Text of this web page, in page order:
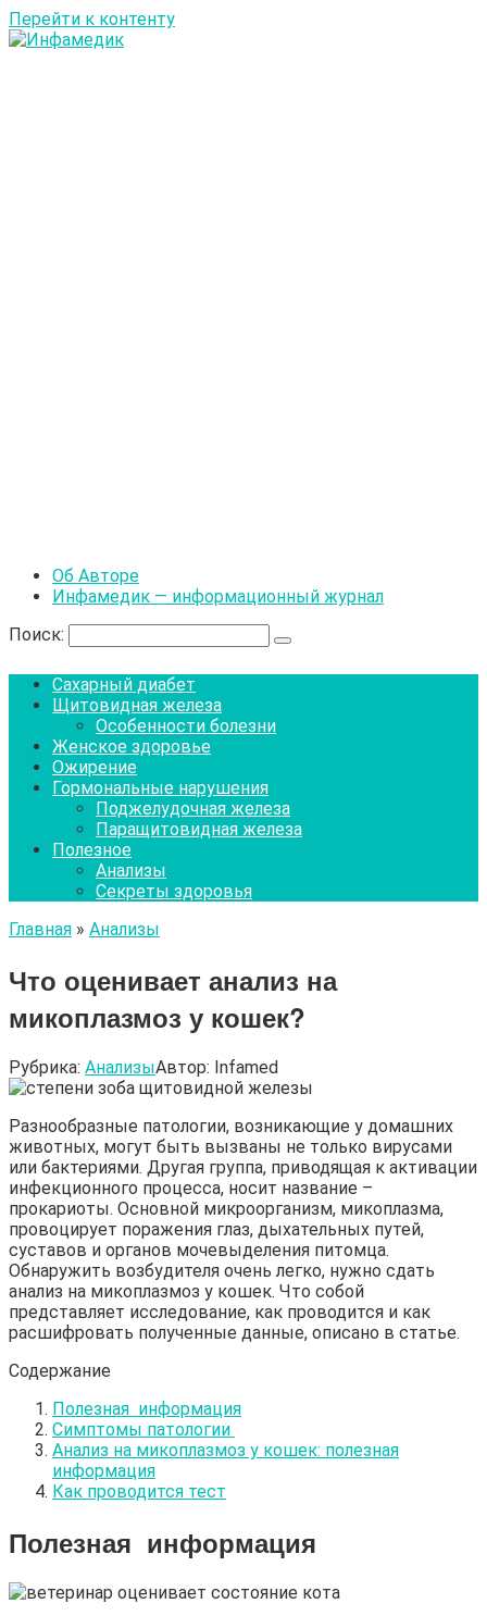
Перейти к контенту
Об Авторе
Инфамедик — информационный журнал
Поиск:
Сахарный диабет
Щитовидная железа
Особенности болезни
Женское здоровье
Ожирение
Гормональные нарушения
Поджелудочная железа
Паращитовидная железа
Полезное
Анализы
Секреты здоровья
Главная » Анализы
Что оценивает анализ на
микоплазмоз у кошек?
Рубрика: АнализыАвтор: Infamed
Разнообразные патологии, возникающие у домашних
животных, могут быть вызваны не только вирусами
или бактериями. Другая группа, приводящая к активации
инфекционного процесса, носит название –
прокариоты. Основной микроорганизм, микоплазма,
провоцирует поражения глаз, дыхательных путей,
суставов и органов мочевыделения питомца.
Обнаружить возбудителя очень легко, нужно сдать
анализ на микоплазмоз у кошек. Что собой
представляет исследование, как проводится и как
расшифровать полученные данные, описано в статье.
Содержание
Полезная информация
Симптомы патологии
Анализ на микоплазмоз у кошек: полезная
информация
Как проводится тест
Полезная информация